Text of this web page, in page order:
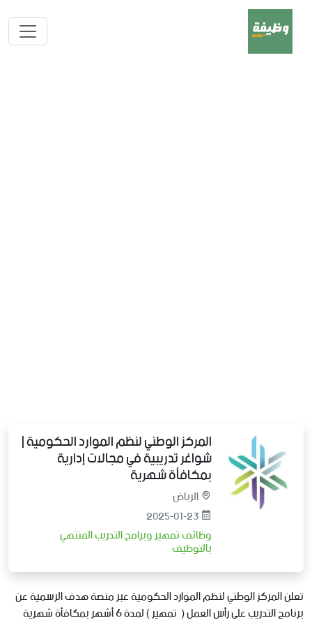
المركز الوطني لنظم الموارد الحكومية |
شواغر تدريبية في مجالات إدارية
بمكافأة شهرية
الرياض
2025-01-23
وظائف تمهير وبرامج التدريب المنتهي
بالتوظيف
تعلنالمركزالوطنيلنظمالمواردالحكوميةعبرمنصةهدفالرسميةعن
برنامجالتدريبعلىرأسالعمل( تمهير)لمدة أشهربمكافأةشهرية